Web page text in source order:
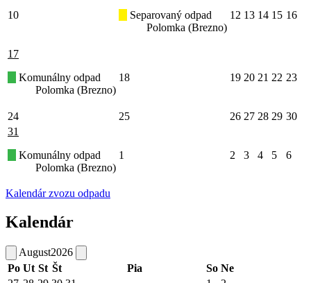
10
Separovaný odpad
Polomka (Brezno)
12 13 14 15 16
17
Komunálny odpad
Polomka (Brezno)
18 19 20 21 22 23
24 25 26 27 28 29 30
31
Komunálny odpad
Polomka (Brezno)
1 2 3 4 5 6
Kalendár zvozu odpadu
Kalendár
August2026
Po Ut St Št Pia So Ne